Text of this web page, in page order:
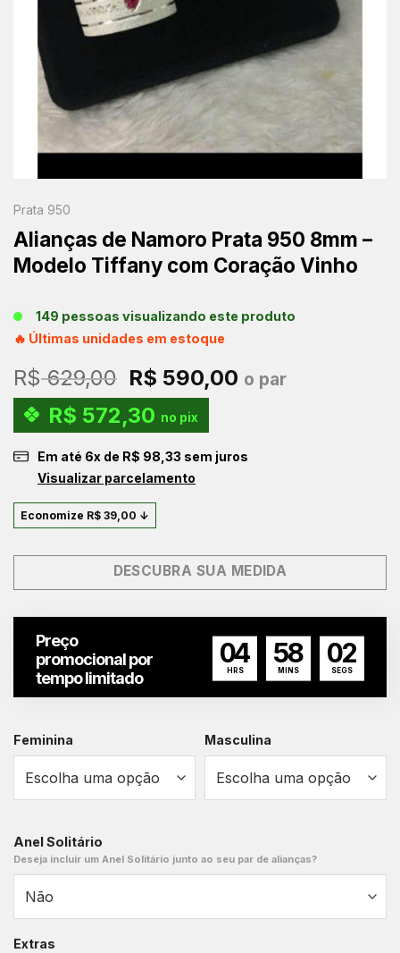
Prata 950
Alianças de Namoro Prata 950 8mm –
Modelo Tiffany com Coração Vinho
149 pessoas visualizando este produto
🔥 Últimas unidades em estoque
R$629,00 O
preço
original
era:
R$ 629,00.
R$ 590,00 O
R$ 590,00.
o par
R$ 572,30 no pix
Em até 6x de R$ 98,33 sem juros
Visualizar parcelamento
Economize R$ 39,00 ↓
DESCUBRA SUA MEDIDA
Preço
promocional por
tempo limitado
04
HRS
58
MINS
02
SEGS
Feminina Masculina
Anel Solitário
Deseja incluir um Anel Solitário junto ao seu par de alianças?
Extras